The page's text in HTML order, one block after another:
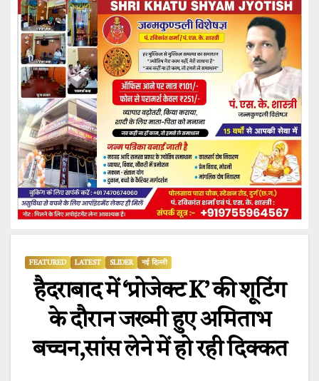
FEATURED LATEST SLIDER नई दिल्ली
हैदराबाद में ‘प्रोजेक्ट K’ की शूटिंग
के दौरान जख्मी हुए अमिताभ
बच्चन,सांस लेने में हो रही दिक्कत